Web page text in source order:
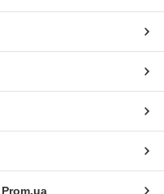
Prom.ua